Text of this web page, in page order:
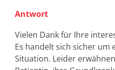
Antwort
Vielen Dank für Ihre
Es handelt sich sicher um
Situation. Leider